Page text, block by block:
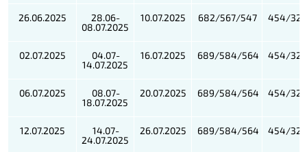
26.06.2025
28.06-
08.07.2025
10.07.2025 682/567/547 454/
02.07.2025
04.07-
14.07.2025
16.07.2025 689/584/564 454/
06.07.2025
08.07-
18.07.2025
20.07.2025 689/584/564 454/
12.07.2025
14.07-
24.07.2025
26.07.2025 689/584/564 454/